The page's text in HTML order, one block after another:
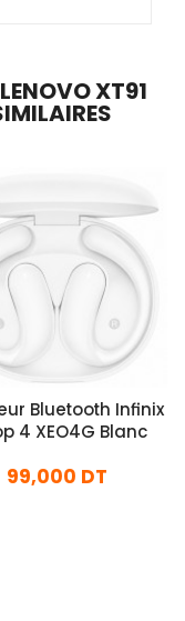
XT91
Bluetooth Infinix
4 XEO4G Blanc
99,000 DT